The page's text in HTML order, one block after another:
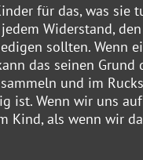
für das, was sie
Widerstand,
sollten. Wenn
das seinen Grund
und im
ist. Wenn wir uns
Kind, als wenn wir